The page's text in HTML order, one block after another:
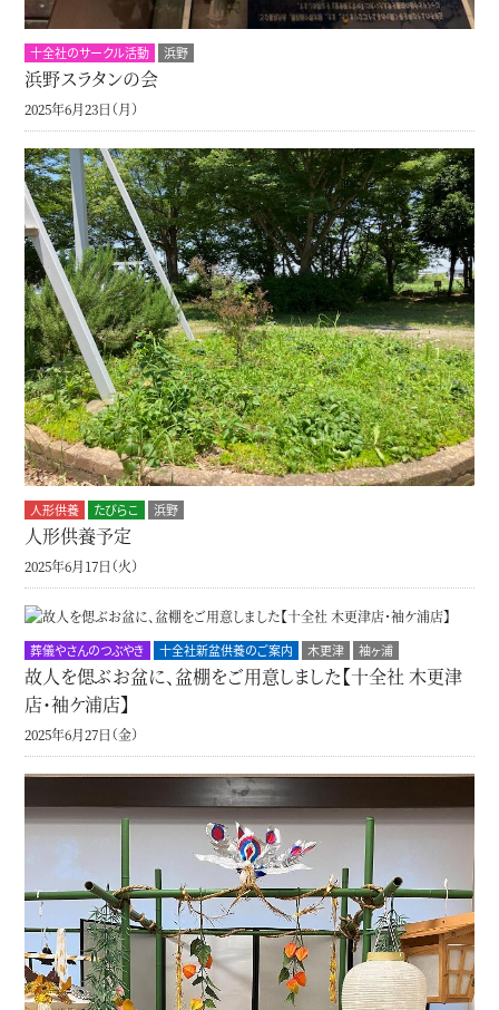
十全社のサークル活動 浜野
浜野スラタンの会
2025年6月23日（月）
人形供養 たびらこ 浜野
人形供養予定
2025年6月17日（火）
葬儀やさんのつぶやき 十全社新盆供養のご案内 木更津 袖ヶ浦
故人を偲ぶお盆に、盆棚をご用意しました【十全社 木更津
店・袖ケ浦店】
2025年6月27日（金）